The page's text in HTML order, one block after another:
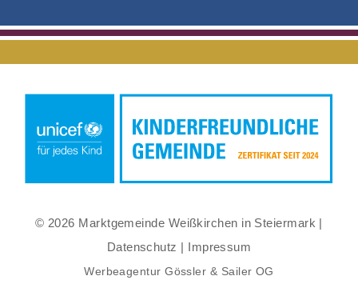
© 2026 Marktgemeinde Weißkirchen in Steiermark |
Datenschutz | Impressum
Werbeagentur Gössler & Sailer OG